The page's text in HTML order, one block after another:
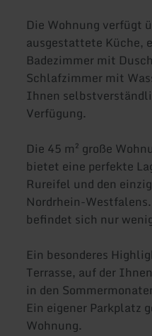
Die Wohnung verfügt
ausgestattete Küche,
Badezimmer mit
Schlafzimmer mit
Ihnen
Verfügung.
Die 45 m² große
bietet eine perfekte
Rureifel und den
Nordrhein-
befindet sich nur
Ein besonderes
Terrasse, auf der
in den
Ein eigener Parkplatz
Wohnung.